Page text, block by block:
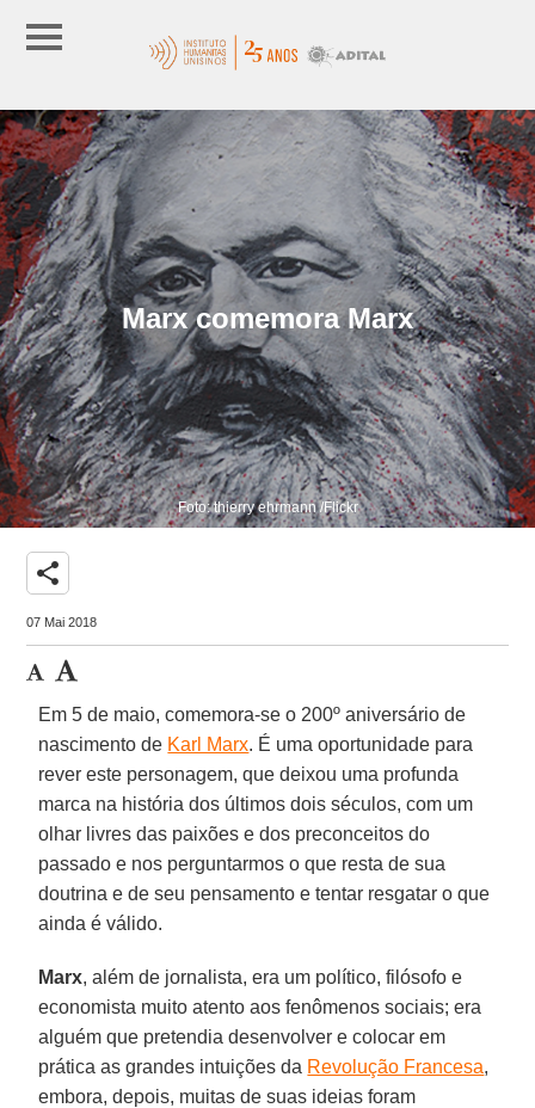
Marx comemora Marx
Foto: thierry ehrmann /Flickr
share
07 Mai 2018
Em 5 de maio, comemora-se o 200º aniversário de
nascimento de Karl Marx. É uma oportunidade para
rever este personagem, que deixou uma profunda
marca na história dos últimos dois séculos, com um
olhar livres das paixões e dos preconceitos do
passado e nos perguntarmos o que resta de sua
doutrina e de seu pensamento e tentar resgatar o que
ainda é válido.
Marx, além de jornalista, era um político, filósofo e
economista muito atento aos fenômenos sociais; era
alguém que pretendia desenvolver e colocar em
prática as grandes intuições da Revolução Francesa,
embora, depois, muitas de suas ideias foram